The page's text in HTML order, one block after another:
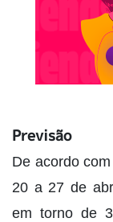
Previsão
De acordo
20 a 27 de
em torno de